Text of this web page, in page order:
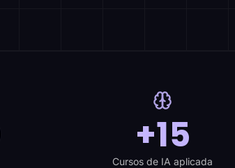
+15
Cursos de IA aplicada